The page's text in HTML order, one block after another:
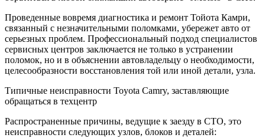
Проведенные вовремя диагностика и ремонт Тойота Камри,
связанный с незначительными поломками, убережет авто от
серьезных проблем. Профессиональный подход специалистов
сервисных центров заключается не только в устранении
поломок, но и в объяснении автовладельцу о необходимости,
целесообразности восстановления той или иной детали, узла.
Типичные неисправности Toyota Camry, заставляющие
обращаться в техцентр
Распространенные причины, ведущие к заезду в СТО, это
неисправности следующих узлов, блоков и деталей: